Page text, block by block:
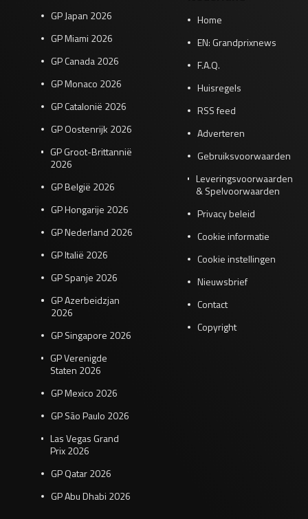
GP Japan 2026
GP Miami 2026
GP Canada 2026
GP Monaco 2026
GP Catalonië 2026
GP Oostenrijk 2026
GP Groot-Brittannië
2026
GP België 2026
GP Hongarije 2026
GP Nederland 2026
GP Italië 2026
GP Spanje 2026
GP Azerbeidzjan
2026
GP Singapore 2026
GP Verenigde
Staten 2026
GP Mexico 2026
GP São Paulo 2026
Las Vegas Grand
Prix 2026
GP Qatar 2026
GP Abu Dhabi 2026
Home
EN: Grandprixnews
F.A.Q.
Huisregels
RSS feed
Adverteren
Gebruiksvoorwaarden
Leveringsvoorwaarden
& Spelvoorwaarden
Privacy beleid
Cookie informatie
Cookie instellingen
Nieuwsbrief
Contact
Copyright